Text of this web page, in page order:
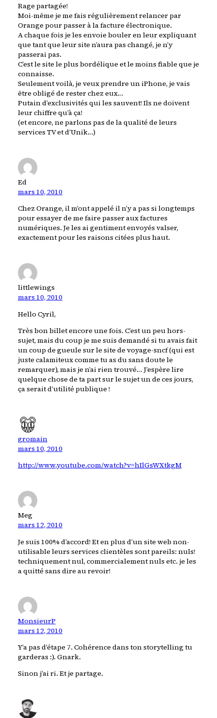
Rage partagée!
Moi-même je me fais régulièrement relancer par
Orange pour passer à la facture électronique.
A chaque fois je les envoie bouler en leur expliquant
que tant que leur site n’aura pas changé, je n’y
passerai pas.
C’est le site le plus bordélique et le moins fiable que je
connaisse.
Seulement voilà, je veux prendre un iPhone, je vais
être obligé de rester chez eux…
Putain d’exclusivités qui les sauvent! Ils ne doivent
leur chiffre qu’à ça!
(et encore, ne parlons pas de la qualité de leurs
services TV et d’Unik…)
Ed
mars 10, 2010
Chez Orange, il m’ont appelé il n’y a pas si longtemps
pour essayer de me faire passer aux factures
numériques. Je les ai gentiment envoyés valser,
exactement pour les raisons citées plus haut.
littlewings
mars 10, 2010
Hello Cyril,
Très bon billet encore une fois. C’est un peu hors-
sujet, mais du coup je me suis demandé si tu avais fait
un coup de gueule sur le site de voyage-sncf (qui est
juste calamiteux comme tu as du sans doute le
remarquer), mais je n’ai rien trouvé… J’espère lire
quelque chose de ta part sur le sujet un de ces jours,
ça serait d’utilité publique !
gromain
mars 10, 2010
http://www.youtube.com/watch?v=hIlGsWXtkgM
Meg
mars 12, 2010
Je suis 100% d’accord! Et en plus d’un site web non-
utilisable leurs services clientèles sont pareils: nuls!
techniquement nul, commercialement nuls etc. je les
a quitté sans dire au revoir!
MonsieurP
mars 12, 2010
Y’a pas d’étape 7. Cohérence dans ton storytelling tu
garderas :). Gnark.
Sinon j’ai ri. Et je partage.